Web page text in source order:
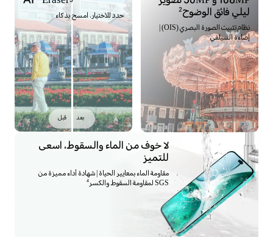
ليلي فائق الوضوح2
نظام تثبيت الصورة البصري (OIS) |
إضاءة السيلفي
حدد للاختيار، امسح بذكاء
قبل بعد
لا خوف من الماء والسقوط، اسعى
للتميز
مقاومة الماء بمعايير الحياة | شهادة أداء مميزة من
SGS لمقاومة السقوط والكسر 4